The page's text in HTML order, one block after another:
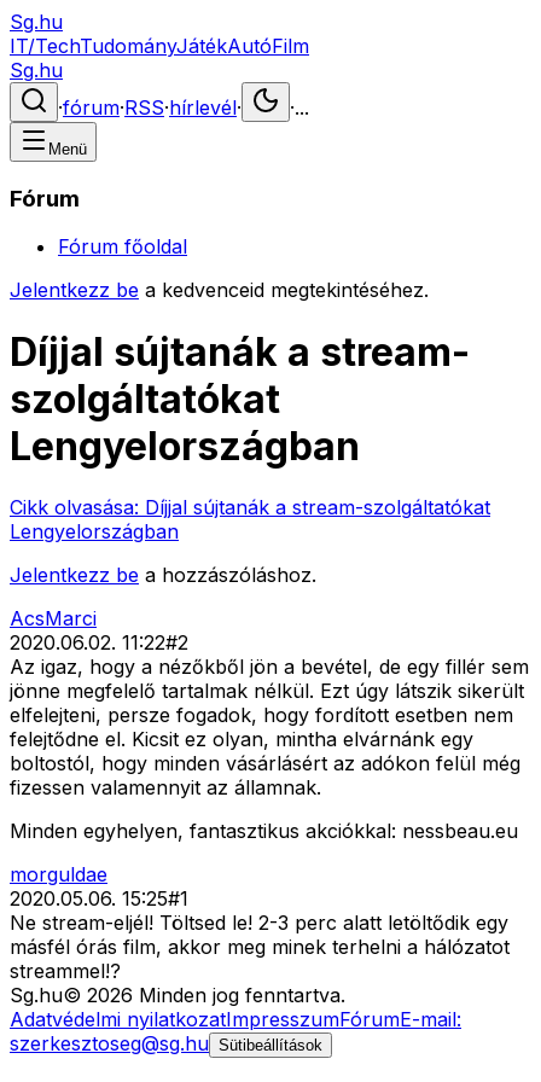
Sg.hu
IT/TechTudományJátékAutóFilm
Sg.hu
·fórum·RSS·hírlevél· ·...
Menü
Fórum
Fórum főoldal
Jelentkezz be a kedvenceid megtekintéséhez.
Díjjal sújtanák a stream-
szolgáltatókat
Lengyelországban
Cikk olvasása: Díjjal sújtanák a stream-szolgáltatókat
Lengyelországban
Jelentkezz be a hozzászóláshoz.
AcsMarci
2020.06.02. 11:22#2
Az igaz, hogy a nézőkből jön a bevétel, de egy fillér sem
jönne megfelelő tartalmak nélkül. Ezt úgy látszik sikerült
elfelejteni, persze fogadok, hogy fordított esetben nem
felejtődne el. Kicsit ez olyan, mintha elvárnánk egy
boltostól, hogy minden vásárlásért az adókon felül még
fizessen valamennyit az államnak.
Minden egyhelyen, fantasztikus akciókkal: nessbeau.eu
morguldae
2020.05.06. 15:25#1
Ne stream-eljél! Töltsed le! 2-3 perc alatt letöltődik egy
másfél órás film, akkor meg minek terhelni a hálózatot
streammel!?
Sg.hu© 2026 Minden jog fenntartva.
Adatvédelmi nyilatkozatImpresszumFórumE-mail:
szerkesztoseg@sg.hu Sütibeállítások